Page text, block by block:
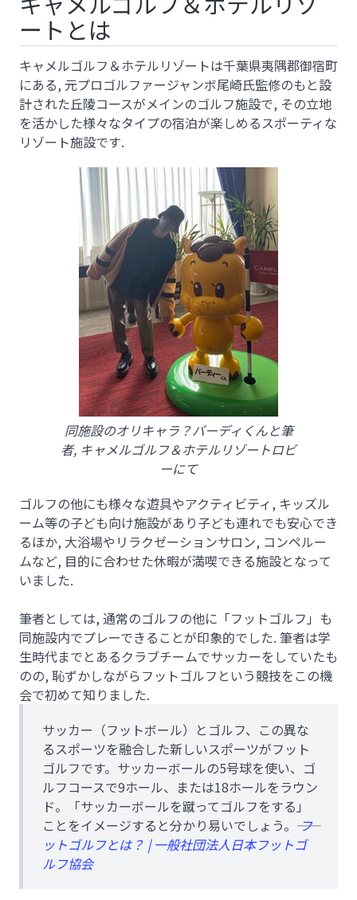
ートとは
キャメルゴルフ＆ホテルリゾートは千葉県夷隅郡御宿町
にある, 元プロゴルファージャンボ尾崎氏監修のもと設
計された丘陵コースがメインのゴルフ施設で, その立地
を活かした様々なタイプの宿泊が楽しめるスポーティな
リゾート施設です.
同施設のオリキャラ？バーディくんと筆
者, キャメルゴルフ＆ホテルリゾートロビ
ーにて
ゴルフの他にも様々な遊具やアクティビティ, キッズル
ーム等の子ども向け施設があり子ども連れでも安心でき
るほか, 大浴場やリラクゼーションサロン, コンペルー
ムなど, 目的に合わせた休暇が満喫できる施設となって
いました.
筆者としては, 通常のゴルフの他に「フットゴルフ」も
同施設内でプレーできることが印象的でした. 筆者は学
生時代までとあるクラブチームでサッカーをしていたも
のの, 恥ずかしながらフットゴルフという競技をこの機
会で初めて知りました.
サッカー（フットボール）とゴルフ、この異な
るスポーツを融合した新しいスポーツがフット
ゴルフです。サッカーボールの5号球を使い、ゴ
ルフコースで9ホール、または18ホールをラウン
ド。「サッカーボールを蹴ってゴルフをする」
ことをイメージすると分かり易いでしょう。――フ
ットゴルフとは？ | 一般社団法人日本フットゴ
ルフ協会